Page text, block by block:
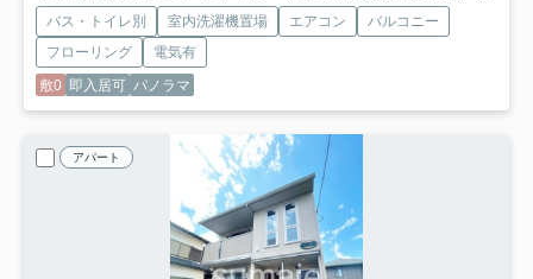
バス・トイレ別 室内洗濯機置場 エアコン
バルコニー
フローリング
電気有
敷0 即入居可 パノラマ
アパート